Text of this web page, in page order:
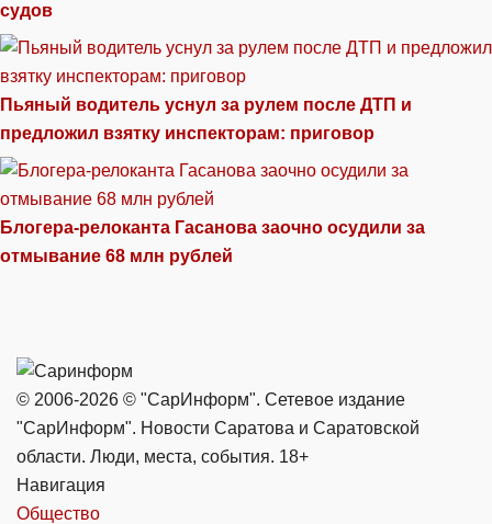
судов
Пьяный водитель уснул за рулем после ДТП и
предложил взятку инспекторам: приговор
Блогера-релоканта Гасанова заочно осудили за
отмывание 68 млн рублей
© 2006-2026 © "СарИнформ". Сетевое издание
"СарИнформ". Новости Саратова и Саратовской
области. Люди, места, события. 18+
Навигация
Общество